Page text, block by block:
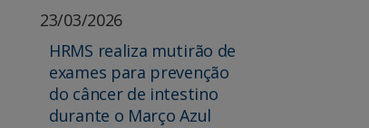
23/03/2026
HRMS realiza mutirão de
exames para prevenção
do câncer de intestino
durante o Março Azul